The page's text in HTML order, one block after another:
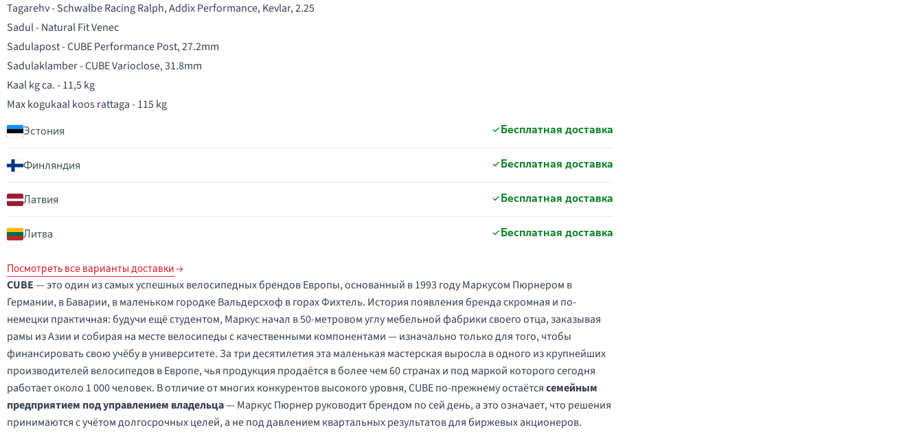
Tagarehv - Schwalbe Racing Ralph, Addix Performance, Kevlar, 2.25
Sadul - Natural Fit Venec
Sadulapost - CUBE Performance Post, 27.2mm
Sadulaklamber - CUBE Varioclose, 31.8mm
Kaal kg ca. - 11,5 kg
Эстония Бесплатная доставка
Финляндия Бесплатная доставка
Латвия Бесплатная доставка
Литва Бесплатная доставка
Посмотреть все варианты доставки
CUBE— это один из самых успешных велосипедных брендов Европы, основанный в 1993 году Маркусом Пюрнером в
Германии, в Баварии, в маленьком городке Вальдерсхоф в горах Фихтель. История появления бренда скромная и по-
немецки практичная: будучи ещё студентом, Маркус начал в 50-метровом углу мебельной фабрики своего отца, заказывая
рамы из Азии и собирая на месте велосипеды с качественными компонентами — изначально только для того, чтобы
финансировать свою учёбу в университете. За три десятилетия эта маленькая мастерская выросла в одного из крупнейших
производителей велосипедов в Европе, чья продукция продаётся в более чем 60 странах и под маркой которого сегодня
работает около 1 000 человек. В отличие от многих конкурентов высокого уровня, CUBE по-прежнему остаётсясемейным
предприятием под управлением владельца— Маркус Пюрнер руководит брендом по сей день, а это означает, что решения
принимаются с учётом долгосрочных целей, а не под давлением квартальных результатов для биржевых акционеров.